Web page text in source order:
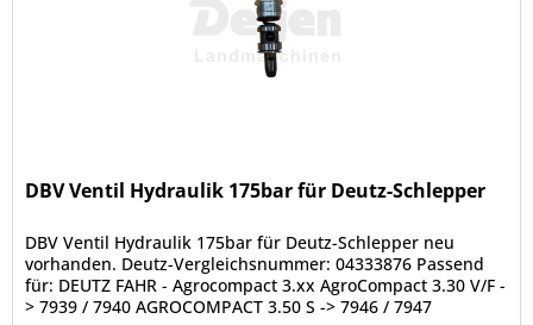
DBV Ventil Hydraulik 175bar für Deutz-Schlepper
DBV Ventil Hydraulik 175bar für Deutz-Schlepper neu
vorhanden. Deutz-Vergleichsnummer: 04333876 Passend
für: DEUTZ FAHR - Agrocompact 3.xx AgroCompact 3.30 V/F -
> 7939 / 7940 AGROCOMPACT 3.50 S -> 7946 / 7947